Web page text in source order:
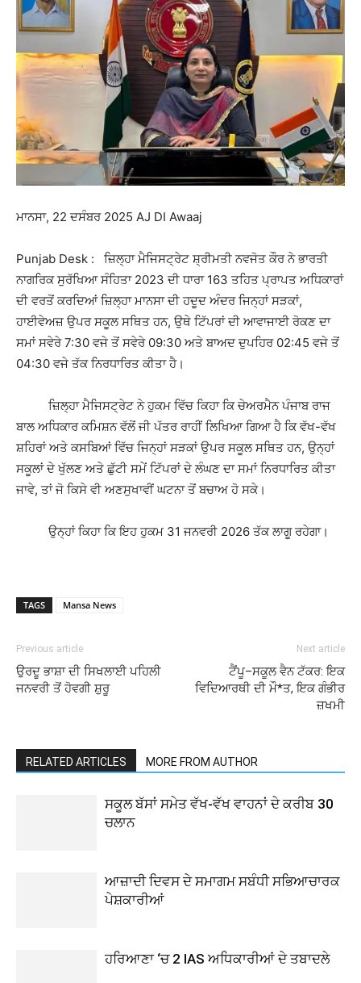
ਮਾਨਸਾ, 22 ਦਸੰਬਰ 2025 AJ DI Awaaj
Punjab Desk : ਜ਼ਿਲ੍ਹਾ ਮੈਜਿਸਟ੍ਰੇਟ ਸ਼੍ਰੀਮਤੀ ਨਵਜੋਤ ਕੌਰ ਨੇ ਭਾਰਤੀ
ਨਾਗਰਿਕ ਸੁਰੱਖਿਆ ਸੰਹਿਤਾ 2023 ਦੀ ਧਾਰਾ 163 ਤਹਿਤ ਪ੍ਰਾਪਤ ਅਧਿਕਾਰਾਂ
ਦੀ ਵਰਤੋਂ ਕਰਦਿਆਂ ਜ਼ਿਲ੍ਹਾ ਮਾਨਸਾ ਦੀ ਹਦੂਦ ਅੰਦਰ ਜਿਨ੍ਹਾਂ ਸੜਕਾਂ,
ਹਾਈਵੇਅਜ਼ ਉਪਰ ਸਕੂਲ ਸਥਿਤ ਹਨ, ਉਥੇ ਟਿੱਪਰਾਂ ਦੀ ਆਵਾਜਾਈ ਰੋਕਣ ਦਾ
ਸਮਾਂ ਸਵੇਰੇ 7:30 ਵਜੇ ਤੋਂ ਸਵੇਰੇ 09:30 ਅਤੇ ਬਾਅਦ ਦੁਪਹਿਰ 02:45 ਵਜੇ ਤੋਂ
04:30 ਵਜੇ ਤੱਕ ਨਿਰਧਾਰਿਤ ਕੀਤਾ ਹੈ।
ਜ਼ਿਲ੍ਹਾ ਮੈਜਿਸਟ੍ਰੇਟ ਨੇ ਹੁਕਮ ਵਿੱਚ ਕਿਹਾ ਕਿ ਚੇਅਰਮੈਨ ਪੰਜਾਬ ਰਾਜ
ਬਾਲ ਅਧਿਕਾਰ ਕਮਿਸ਼ਨ ਵੱਲੋਂ ਜੀ ਪੱਤਰ ਰਾਹੀਂ ਲਿਖਿਆ ਗਿਆ ਹੈ ਕਿ ਵੱਖ-ਵੱਖ
ਸ਼ਹਿਰਾਂ ਅਤੇ ਕਸਬਿਆਂ ਵਿੱਚ ਜਿਨ੍ਹਾਂ ਸੜਕਾਂ ਉਪਰ ਸਕੂਲ ਸਥਿਤ ਹਨ, ਉਨ੍ਹਾਂ
ਸਕੂਲਾਂ ਦੇ ਖੁੱਲਣ ਅਤੇ ਛੁੱਟੀ ਸਮੇਂ ਟਿੱਪਰਾਂ ਦੇ ਲੰਘਣ ਦਾ ਸਮਾਂ ਨਿਰਧਾਰਿਤ ਕੀਤਾ
ਜਾਵੇ, ਤਾਂ ਜੋ ਕਿਸੇ ਵੀ ਅਣਸੁਖਾਵੀਂ ਘਟਨਾ ਤੋਂ ਬਚਾਅ ਹੋ ਸਕੇ।
ਉਨ੍ਹਾਂ ਕਿਹਾ ਕਿ ਇਹ ਹੁਕਮ 31 ਜਨਵਰੀ 2026 ਤੱਕ ਲਾਗੂ ਰਹੇਗਾ।
TAGS Mansa News
Previous article
ਉਰਦੂ ਭਾਸ਼ਾ ਦੀ ਸਿਖਲਾਈ ਪਹਿਲੀ
ਜਨਵਰੀ ਤੋਂ ਹੋਵਗੀ ਸ਼ੁਰੂ
Next article
ਟੈਂਪੂ–ਸਕੂਲ ਵੈਨ ਟੱਕਰ: ਇਕ
ਵਿਦਿਆਰਥੀ ਦੀ ਮੌ*ਤ, ਇਕ ਗੰਭੀਰ
ਜ਼ਖਮੀ
RELATED ARTICLES MORE FROM AUTHOR
ਸਕੂਲ ਬੱਸਾਂ ਸਮੇਤ ਵੱਖ-ਵੱਖ ਵਾਹਨਾਂ ਦੇ ਕਰੀਬ 30
ਚਲਾਨ
ਆਜ਼ਾਦੀ ਦਿਵਸ ਦੇ ਸਮਾਗਮ ਸਬੰਧੀ ਸਭਿਆਚਾਰਕ
ਪੇਸ਼ਕਾਰੀਆਂ
ਹਰਿਆਣਾ ‘ਚ 2 IAS ਅਧਿਕਾਰੀਆਂ ਦੇ ਤਬਾਦਲੇ